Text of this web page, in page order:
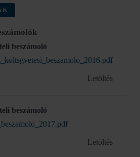
beszámoló
Letöltés
beszámoló
Letöltés